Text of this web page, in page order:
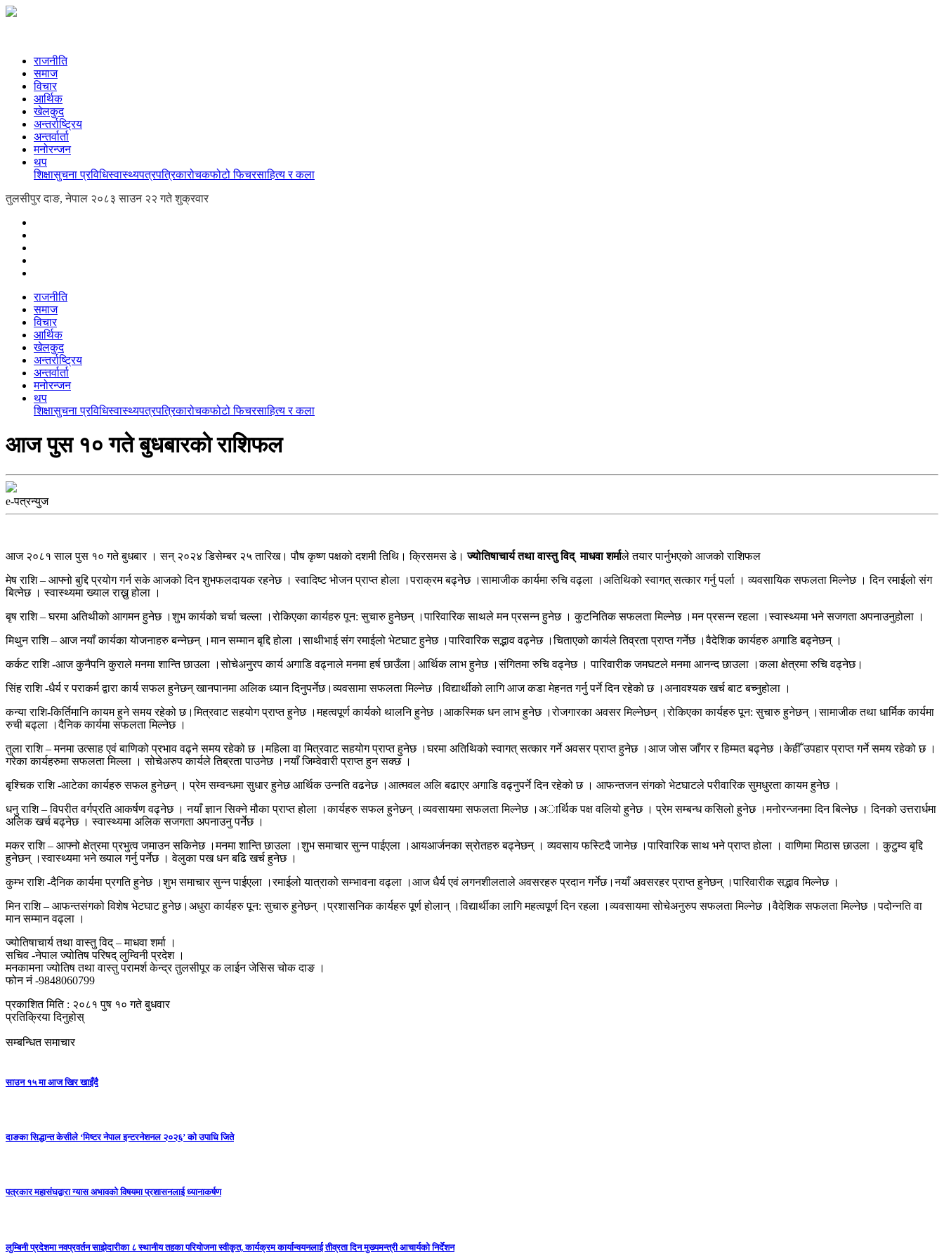
राजनीति
समाज
विचार
आर्थिक
खेलकुद
अन्तर्राष्ट्रिय
अन्तर्वार्ता
मनोरन्जन
थप
शिक्षासुचना प्रविधिस्वास्थ्यपत्रपत्रिकारोचकफोटो फिचरसाहित्य र कला
तुलसीपुर दाङ, नेपाल २०८३ साउन २२ गते शुक्रवार
राजनीति
समाज
विचार
आर्थिक
खेलकुद
अन्तर्राष्ट्रिय
अन्तर्वार्ता
मनोरन्जन
थप
शिक्षासुचना प्रविधिस्वास्थ्यपत्रपत्रिकारोचकफोटो फिचरसाहित्य र कला
आज पुस १० गते बुधबारकाे राशिफल
e-पत्रन्युज
आज २०८१ साल पुस १० गते बुधबार । सन् २०२४ डिसेम्बर २५ तारिख। पौष कृष्ण पक्षको दशमी तिथि। क्रिसमस डे।ज्योतिषाचार्य तथा वास्तु विद् माधवा शर्माले तयार पार्नुभएको आजको राशिफल
मेष राशि – आफ्नो बुद्दि प्रयोग गर्न सके आजको दिन शुभफलदायक रहनेछ । स्वादिष्ट भोजन प्राप्त होला ।पराक्रम बढ्नेछ ।सामाजीक कार्यमा रुचि वढ्ला ।अतिथिको स्वागत् सत्कार गर्नु पर्ला । व्यवसायिक सफलता मिल्नेछ । दिन रमाईलो संग
बित्नेछ । स्वास्थ्यमा ख्याल राख्नु होला ।
बृष राशि – घरमा अतिथीको आगमन हुनेछ ।शुभ कार्यको चर्चा चल्ला ।रोकिएका कार्यहरु पून: सुचारु हुनेछन् ।पारिवारिक साथले मन प्रसन्न हुनेछ । कुटनितिक सफलता मिल्नेछ ।मन प्रसन्न रहला ।स्वास्थ्यमा भने सजगता अपनाउनुहोला ।
मिथुन राशि – आज नयाँ कार्यका योजनाहरु बन्नेछन् ।मान सम्मान बृद्दि होला ।साथीभाई संग रमाईलो भेटघाट हुनेछ ।पारिवारिक सद्भाव वढ्नेछ ।चिताएको कार्यले तिव्रता प्राप्त गर्नेछ ।वैदेशिक कार्यहरु अगाडि बढ्नेछन् ।
कर्कट राशि -आज कुनैपनि कुराले मनमा शान्ति छाउला ।सोचेअनुरप कार्य अगाडि वढ्नाले मनमा हर्ष छाउँला | आर्थिक लाभ हुनेछ ।संगितमा रुचि वढ्नेछ । पारिवारीक जमघटले मनमा आनन्द छाउला ।कला क्षेत्रमा रुचि वढ्नेछ।
सिंह राशि -धैर्य र पराकर्म द्वारा कार्य सफल हुनेछन् खानपानमा अलिक ध्यान दिनुपर्नेछ।व्यवसामा सफलता मिल्नेछ ।विद्यार्थीको लागि आज कडा मेहनत गर्नु पर्ने दिन रहेको छ ।अनावश्यक खर्च बाट बच्नुहोला ।
कन्या राशि-किर्तिमानि कायम हुने समय रहेको छ।मित्रवाट सहयोग प्राप्त हुनेछ ।महत्वपूर्ण कार्यको थालनि हुनेछ ।आकस्मिक धन लाभ हुनेछ ।रोजगारका अवसर मिल्नेछन् ।रोकिएका कार्यहरु पून: सुचारु हुनेछन् ।सामाजीक तथा धार्मिक कार्यमा
रुची बढ्ला ।दैनिक कार्यमा सफलता मिल्नेछ ।
तुला राशि – मनमा उत्साह एवं बाणिको प्रभाव वढ्ने समय रहेको छ ।महिला वा मित्रवाट सहयोग प्राप्त हुनेछ ।घरमा अतिथिको स्वागत् सत्कार गर्ने अवसर प्राप्त हुनेछ ।आज जोस जाँगर र हिम्मत बढ्नेछ ।केहीँ उपहार प्राप्त गर्ने समय रहेको छ ।
गरेका कार्यहरुमा सफलता मिल्ला । सोचेअरुप कार्यले तिब्रता पाउनेछ ।नयाँ जिम्वेवारी प्राप्त हुन सक्छ ।
बृश्चिक राशि -आटेका कार्यहरु सफल हुनेछन् । प्रेम सम्वन्धमा सुधार हुनेछ आर्थिक उन्नति वढनेछ ।आत्मवल अलि बढाएर अगाडि वढ्नुपर्ने दिन रहेको छ । आफन्तजन संगको भेटघाटले परीवारिक सुमधुरता कायम हुनेछ ।
धनु राशि – विपरीत वर्गप्रति आकर्षण वढ्नेछ । नयाँ ज्ञान सिक्ने मौका प्राप्त होला ।कार्यहरु सफल हुनेछन् ।व्यवसायमा सफलता मिल्नेछ ।अार्थिक पक्ष वलियो हुनेछ । प्रेम सम्बन्ध कसिलो हुनेछ ।मनोरन्जनमा दिन बित्नेछ । दिनको उत्तरार्धमा
अलिक खर्च बढ्नेछ । स्वास्थ्यमा अलिक सजगता अपनाउनु पर्नेछ ।
मकर राशि – आफ्नो क्षेत्रमा प्रभुत्व जमाउन सकिनेछ ।मनमा शान्ति छाउला ।शुभ समाचार सुन्न पाईएला ।आयआर्जनका स्रोतहरु बढ्नेछन् । व्यवसाय फस्टिदै जानेछ ।पारिवारिक साथ भने प्राप्त होला । वाणिमा मिठास छाउला । कुटुम्व बृद्दि
हुनेछन् ।स्वास्थ्यमा भने ख्याल गर्नु पर्नेछ । वेलुका पख धन बढि खर्च हुनेछ ।
कुम्भ राशि -दैनिक कार्यमा प्रगति हुनेछ ।शुभ समाचार सुन्न पाईएला ।रमाईलो यात्राको सम्भावना वढ्ला ।आज धैर्य एवं लगनशीलताले अवसरहरु प्रदान गर्नेछ।नयाँ अवसरहर प्राप्त हुनेछन् ।पारिवारीक सद्भाव मिल्नेछ ।
मिन राशि – आफन्तसंगको विशेष भेटघाट हुनेछ।अधुरा कार्यहरु पून: सुचारु हुनेछन् ।प्रशासनिक कार्यहरु पूर्ण होलान् ।विद्यार्थीका लागि महत्वपूर्ण दिन रहला ।व्यवसायमा सोचेअनुरुप सफलता मिल्नेछ ।वैदेशिक सफलता मिल्नेछ ।पदोन्नति वा
मान सम्मान वढ्ला ।
ज्योतिषाचार्य तथा वास्तु विद् – माधवा शर्मा ।
सचिव -नेपाल ज्योतिष परिषद् लुम्विनी प्रदेश ।
मनकामना ज्योतिष तथा वास्तु परामर्श केन्द्र तुलसीपूर क लाईन जेसिस चोक दाङ ।
फोन नं -9848060799
प्रकाशित मिति : २०८१ पुष १० गते बुधवार
प्रतिक्रिया दिनुहोस्
सम्बन्धित समाचार
साउन १५ मा आज खिर खाइँदै
दाङका सिद्धान्त केसीले ‘मिष्टर नेपाल इन्टरनेशनल २०२६’ को उपाधि जिते
पत्रकार महासंघद्वारा ग्यास अभावको विषयमा प्रशासनलाई ध्यानाकर्षण
लुम्बिनी प्रदेशमा नवप्रवर्तन साझेदारीका ८ स्थानीय तहका परियोजना स्वीकृत, कार्यक्रम कार्यान्वयनलाई तीव्रता दिन मुख्यमन्त्री आचार्यको निर्देशन